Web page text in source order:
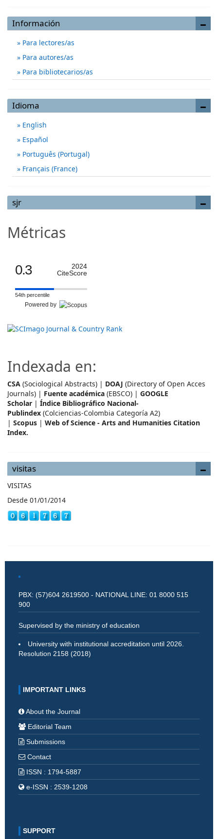
Información
Para lectores/as
Para autores/as
Para bibliotecarios/as
Idioma
English
Español
Português (Portugal)
Français (France)
sjr
Métricas
0.3
2024
CiteScore
54th percentile
Powered by
Indexada en:
CSA (Sociological Abstracts) | DOAJ (Directory of Open Acces
Journals) | Fuente académica (EBSCO) | GOOGLE
Scholar | Índice Bibliográfico Nacional-
Publindex (Colciencias-Colombia Categoría A2)
| Scopus | Web of Science - Arts and Humanities Citation
Index.
visitas
VISITAS
Desde 01/01/2014
PBX: (57)604 2619500 - NATIONAL LINE: 01 8000 515
900
Supervised by the ministry of education
University with institutional accreditation until 2026.
Resolution 2158 (2018)
IMPORTANT LINKS
About the Journal
Editorial Team
Submissions
Contact
ISSN : 1794-5887
e-ISSN : 2539-1208
SUPPORT